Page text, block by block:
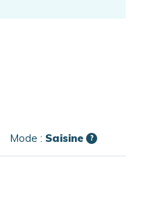
Mode : Saisine ?